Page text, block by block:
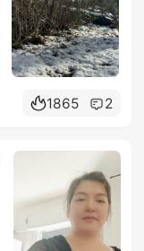
1865 2